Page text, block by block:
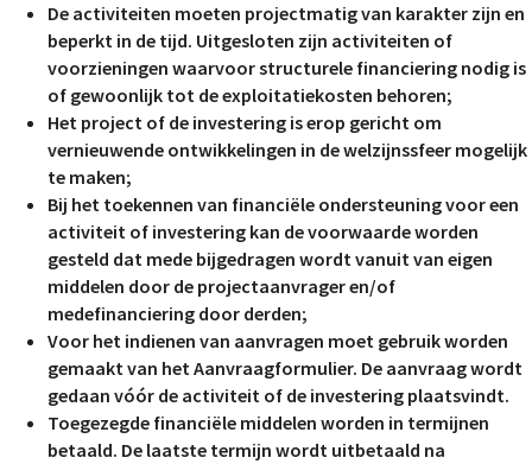
De activiteiten moeten projectmatig van karakter zijn en
beperkt in de tijd. Uitgesloten zijn activiteiten of
voorzieningen waarvoor structurele financiering nodig is
of gewoonlijk tot de exploitatiekosten behoren;
Het project of de investering is erop gericht om
vernieuwende ontwikkelingen in de welzijnssfeer mogelijk
te maken;
Bij het toekennen van financiële ondersteuning voor een
activiteit of investering kan de voorwaarde worden
gesteld dat mede bijgedragen wordt vanuit van eigen
middelen door de projectaanvrager en/of
medefinanciering door derden;
Voor het indienen van aanvragen moet gebruik worden
gemaakt van het Aanvraagformulier. De aanvraag wordt
gedaan vóór de activiteit of de investering plaatsvindt.
Toegezegde financiële middelen worden in termijnen
betaald. De laatste termijn wordt uitbetaald na